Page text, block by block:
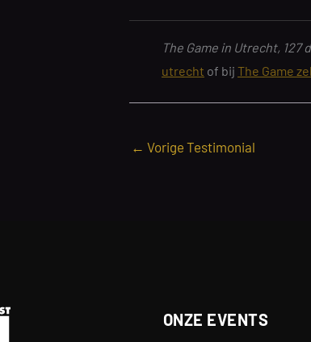
The Game in Utrecht, 127
utrecht of bij The Game
← Vorige Testimonial
ONZE EVENTS